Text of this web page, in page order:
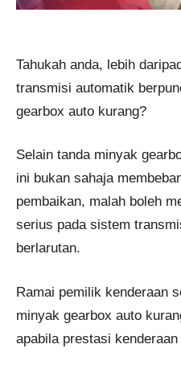
Tahukah anda, lebih
transmisi automatik
gearbox auto kurang?
Selain tanda minyak
ini bukan sahaja
pembaikan, malah boleh
serius pada sistem
berlarutan.
Ramai pemilik kenderaan
minyak gearbox auto
apabila prestasi